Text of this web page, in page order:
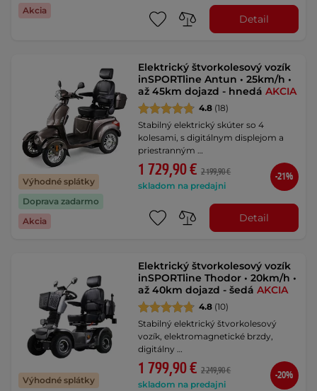
Akcia
Detail
Výhodné splátky
Doprava zadarmo
Akcia
Elektrický štvorkolesový vozík
inSPORTline Antun • 25km/h •
až 45km dojazd - hnedáAKCIA
4.8 (18)
Stabilný elektrický skúter so 4
kolesami, s digitálnym displejom a
priestranným …
1 729,90 € 2 199,90 €
skladom na predajni
-21%
Detail
Výhodné splátky
Elektrický štvorkolesový vozík
inSPORTline Thodor • 20km/h •
až 40km dojazd - šedáAKCIA
4.8 (10)
Stabilný elektrický štvorkolesový
vozík, elektromagnetické brzdy,
digitálny …
1 799,90 € 2 249,90 €
skladom na predajni
-20%